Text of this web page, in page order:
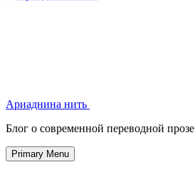
Ариаднина нить
Блог о современной переводной прозе
Primary Menu